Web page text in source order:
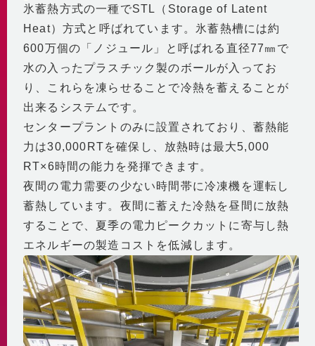
氷蓄熱方式の一種でSTL（Storage of Latent
Heat）方式と呼ばれています。氷蓄熱槽には約
600万個の「ノジュール」と呼ばれる直径77㎜で
水の入ったプラスチック製のボールが入ってお
り、これらを凍らせることで冷熱を蓄えることが
出来るシステムです。
センタープラントのみに設置されており、蓄熱能
力は30,000RTを確保し、放熱時は最大5,000
RT×6時間の能力を発揮できます。
夜間の電力需要の少ない時間帯に冷凍機を運転し
蓄熱しています。夜間に蓄えた冷熱を昼間に放熱
することで、夏季の電力ピークカットに寄与し熱
エネルギーの製造コストを低減します。